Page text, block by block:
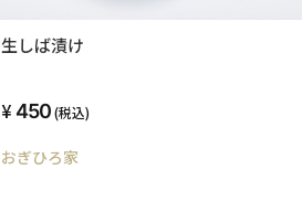
生しば漬け
450(税込)
おぎひろ家